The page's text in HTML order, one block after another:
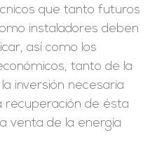
que tanto futuros
instaladores deben
así como los
tanto de la
inversión necesaria
recuperación de ésta
venta de la energía